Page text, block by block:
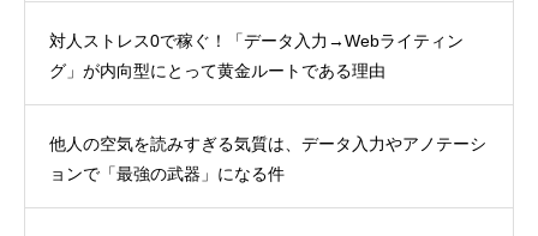
対人ストレス0で稼ぐ！「データ入力→Webライティン
グ」が内向型にとって黄金ルートである理由
他人の空気を読みすぎる気質は、データ入力やアノテーシ
ョンで「最強の武器」になる件